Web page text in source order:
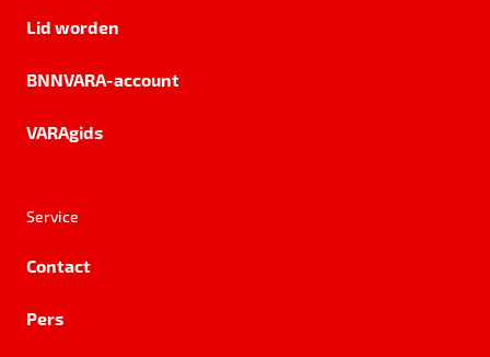
Lid worden
BNNVARA-account
VARAgids
Service
Contact
Pers